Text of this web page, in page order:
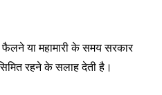
या महामारी के समय सरकार
रहने के सलाह देती है।